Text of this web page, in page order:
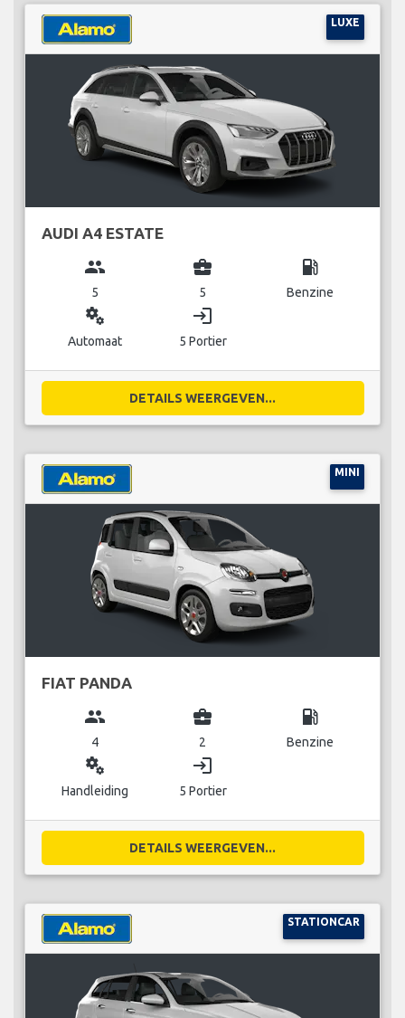
LUXE
AUDI A4 ESTATE
group
5
business_center
5
local_gas_station
Benzine
miscellaneous_services
Automaat
login
5 Portier
DETAILS WEERGEVEN...
MINI
FIAT PANDA
group
4
business_center
2
local_gas_station
Benzine
miscellaneous_services
Handleiding
login
5 Portier
DETAILS WEERGEVEN...
STATIONCAR